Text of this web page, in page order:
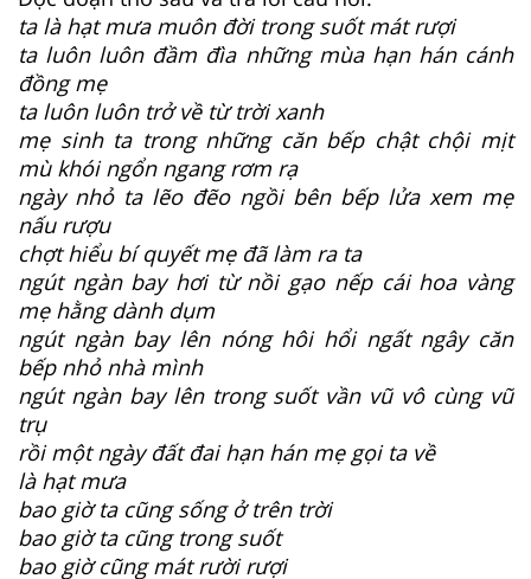
ta là hạt mưa muôn đời trong suốt mát rượi
ta luôn luôn đầm đìa những mùa hạn hán cánh
đồng mẹ
ta luôn luôn trở về từ trời xanh
mẹ sinh ta trong những căn bếp chật chội mịt
mù khói ngổn ngang rơm rạ
ngày nhỏ ta lẽo đẽo ngồi bên bếp lửa xem mẹ
nấu rượu
chợt hiểu bí quyết mẹ đã làm ra ta
ngút ngàn bay hơi từ nồi gạo nếp cái hoa vàng
mẹ hằng dành dụm
ngút ngàn bay lên nóng hôi hổi ngất ngây căn
bếp nhỏ nhà mình
ngút ngàn bay lên trong suốt vần vũ vô cùng vũ
trụ
rồi một ngày đất đai hạn hán mẹ gọi ta về
là hạt mưa
bao giờ ta cũng sống ở trên trời
bao giờ ta cũng trong suốt
bao giờ cũng mát rười rượi